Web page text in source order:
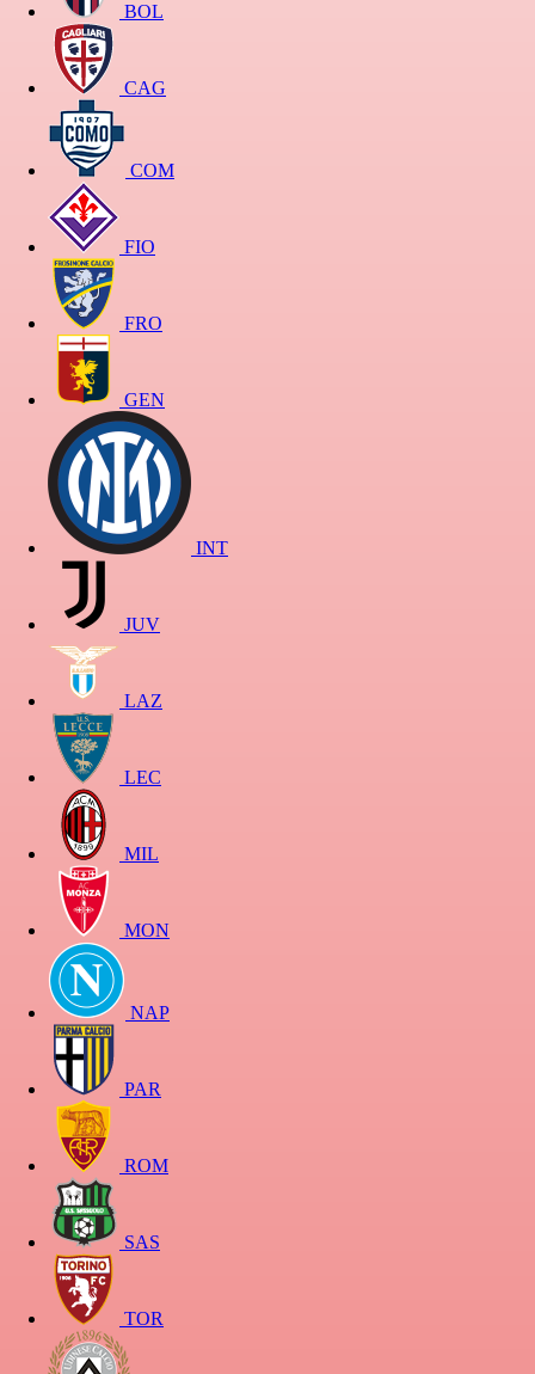
BOL
CAG
COM
FIO
FRO
GEN
INT
JUV
LAZ
LEC
MIL
MON
NAP
PAR
ROM
SAS
TOR